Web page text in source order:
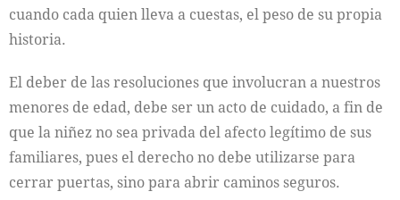
cuando cada quien lleva a cuestas, el peso de su propia
historia.
El deber de las resoluciones que involucran a nuestros
menores de edad, debe ser un acto de cuidado, a fin de
que la niñez no sea privada del afecto legítimo de sus
familiares, pues el derecho no debe utilizarse para
cerrar puertas, sino para abrir caminos seguros.